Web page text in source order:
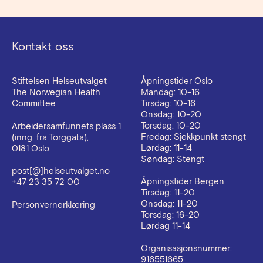
Kontakt oss
Stiftelsen Helseutvalget
The Norwegian Health
Committee
Arbeidersamfunnets plass 1
(inng. fra Torggata),
0181 Oslo
post[@]helseutvalget.no
+47 23 35 72 00
Personvernerklæring
Åpningstider Oslo
Mandag: 10-16
Tirsdag: 10-16
Onsdag: 10-20
Torsdag: 10-20
Fredag: Sjekkpunkt stengt
Lørdag: 11-14
Søndag: Stengt
Åpningstider Bergen
Tirsdag: 11-20
Onsdag: 11-20
Torsdag: 16-20
Lørdag 11-14
Organisasjonsnummer:
916551665